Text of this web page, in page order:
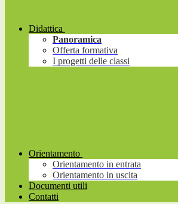
Didattica
Panoramica
Offerta formativa
I progetti delle classi
Orientamento
Orientamento in entrata
Orientamento in uscita
Documenti utili
Contatti